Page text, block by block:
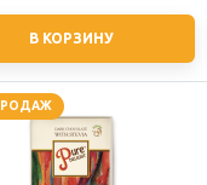
В КОРЗИНУ